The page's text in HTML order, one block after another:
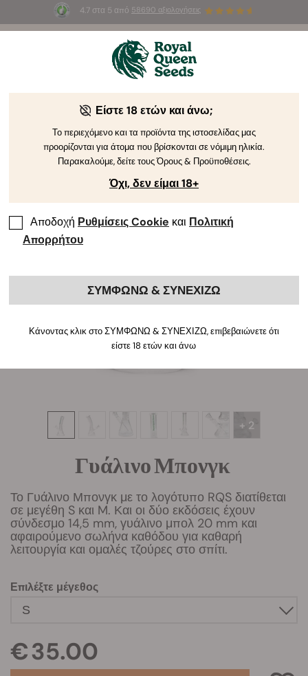
4.7 στα 5 από 58690 αξιολογήσεις
Summer Sales : Έως και -50%
προϊόντα! ⏤
+ 2
Γυάλινο Μπονγκ
Το Γυάλινο Μπονγκ με το λογότυπο RQS διατίθεται
σε μεγέθη S και M. Και οι δύο εκδόσεις έχουν
σύνδεσμο 14,5 mm, γυάλινο μπολ 20 mm και
αφαιρούμενο σωλήνα καθόδου για καθαρή
λειτουργία και ομαλές τζούρες στο σπίτι.
Επιλέξτε μέγεθος
€ 35.00
Είστε 18 ετών και άνω;
Το περιεχόμενο και τα προϊόντα της ιστοσελίδας μας
προορίζονται για άτομα που βρίσκονται σε νόμιμη ηλικία.
Παρακαλούμε, δείτε τους Όρους & Προϋποθέσεις.
Όχι, δεν είμαι 18+
Αποδοχή Ρυθμίσεις Cookie και Πολιτική
Απορρήτου
ΣΥΜΦΩΝΩ & ΣΥΝΕΧΙΖΩ
Κάνοντας κλικ στο ΣΥΜΦΩΝΩ & ΣΥΝΕΧΙΖΩ, επιβεβαιώνετε ότι
είστε 18 ετών και άνω